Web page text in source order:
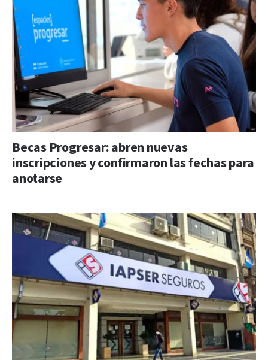
Becas Progresar: abren nuevas
inscripciones y confirmaron las fechas para
anotarse